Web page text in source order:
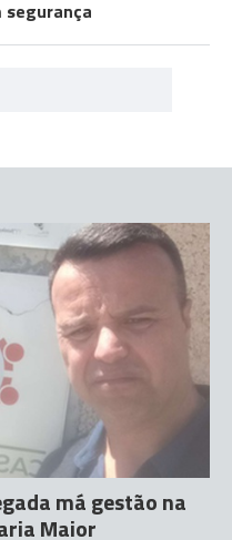
segurança
má gestão na
Maior